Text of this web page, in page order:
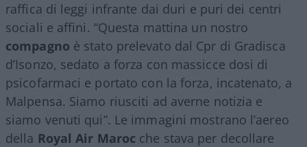
raffica di leggi infrante dai duri e puri dei centri
sociali e affini. “Questa mattina un nostro
compagno è stato prelevato dal Cpr di Gradisca
d’Isonzo, sedato a forza con massicce dosi di
psicofarmaci e portato con la forza, incatenato, a
Malpensa. Siamo riusciti ad averne notizia e
siamo venuti qui”. Le immagini mostrano l’aereo
della Royal Air Maroc che stava per decollare